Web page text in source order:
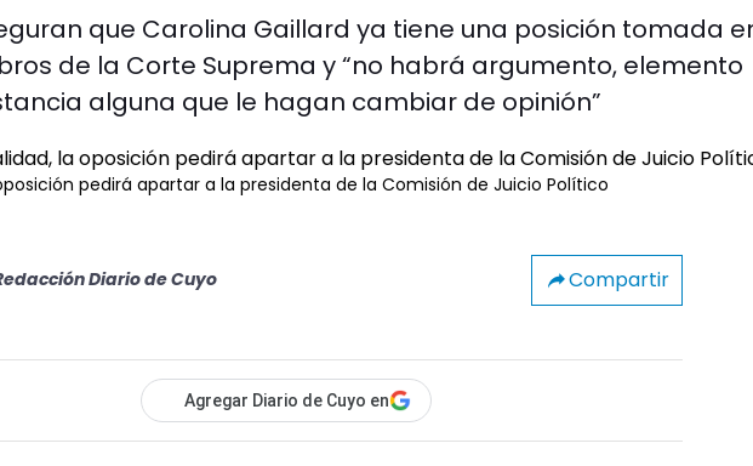
que Carolina Gaillard ya tiene una posición tomada
de la Corte Suprema y “no habrá argumento, elemento
alguna que le hagan cambiar de opinión”
pedirá apartar a la presidenta de la Comisión de Juicio Político
Diario de Cuyo Compartir
Agregar Diario de Cuyo en